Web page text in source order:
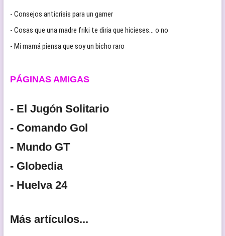
- Consejos anticrisis para un gamer
- Cosas que una madre friki te diria que hicieses… o no
- Mi mamá piensa que soy un bicho raro
PÁGINAS AMIGAS
- El Jugón Solitario
- Comando Gol
- Mundo GT
- Globedia
- Huelva 24
Más artículos...